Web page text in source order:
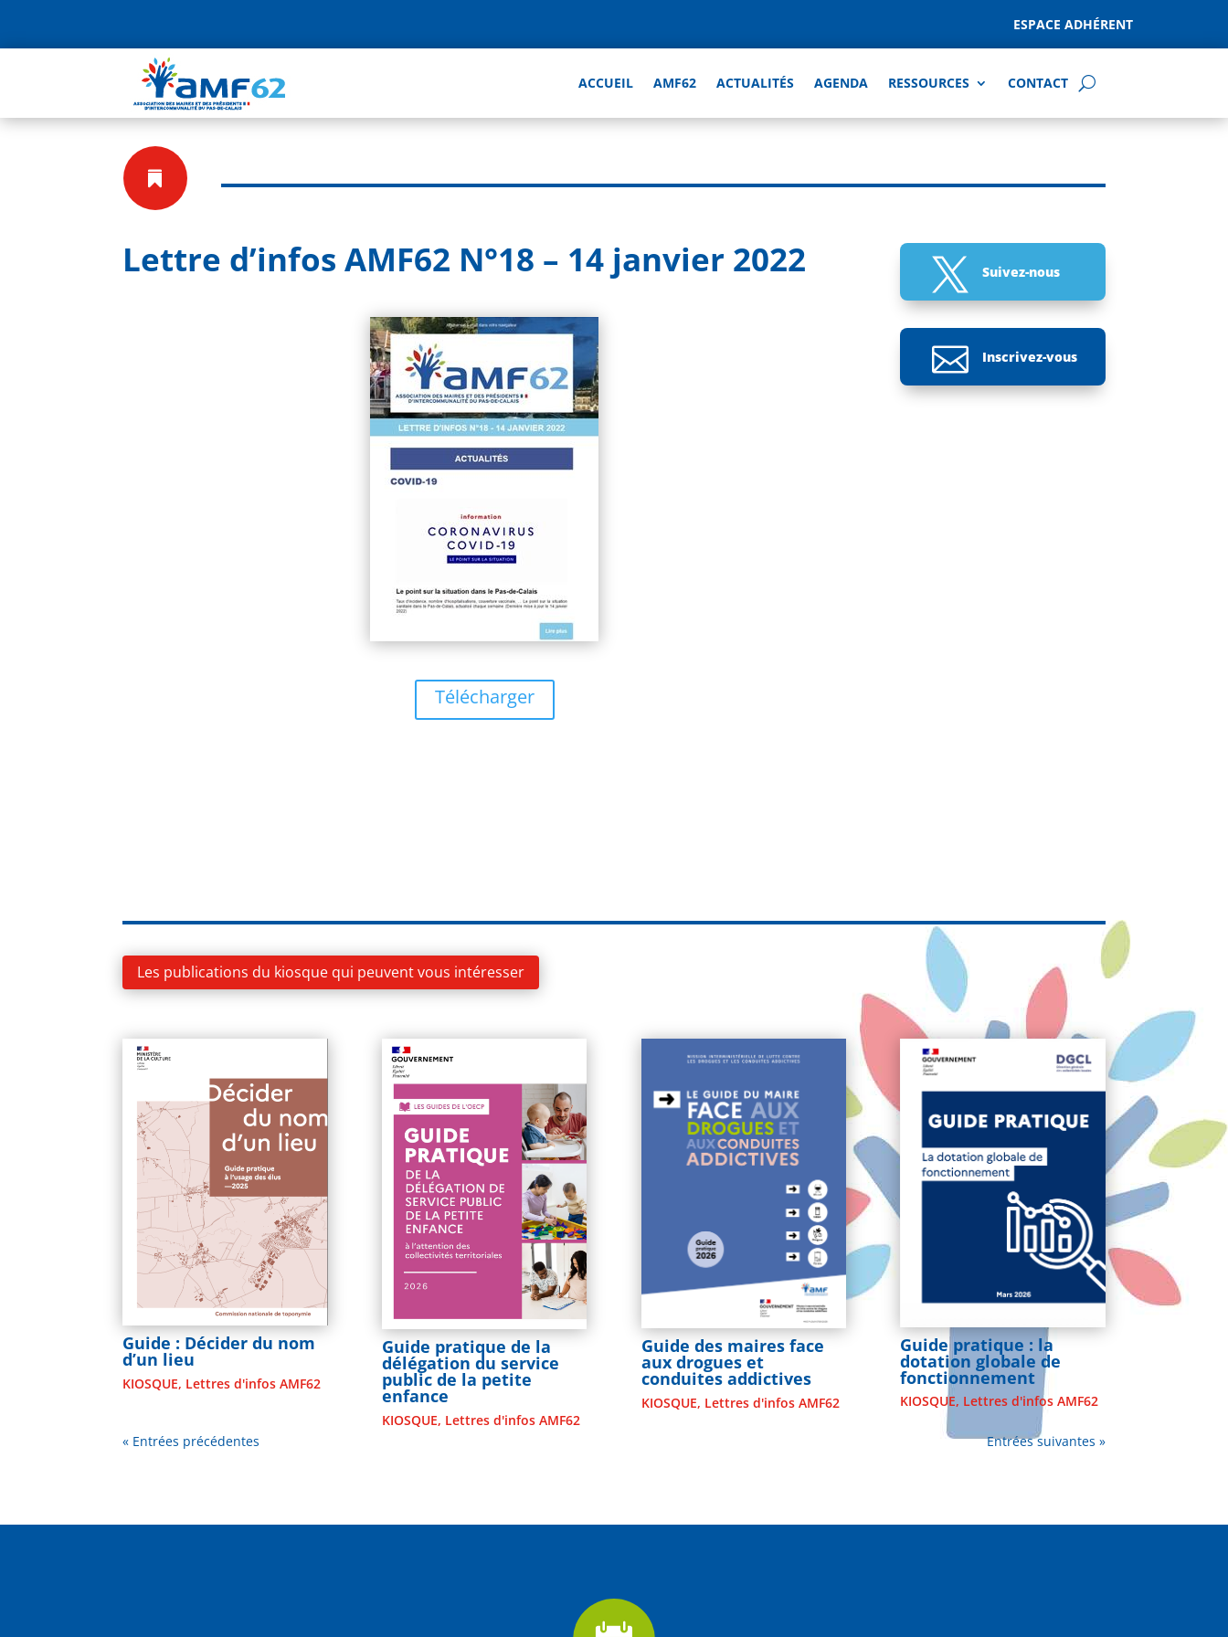
ESPACE ADHÉRENT
ACCUEIL AMF62 ACTUALITÉS AGENDA RESSOURCES CONTACT

Lettre d’infos AMF62 N°18 – 14 janvier 2022
Télécharger
 Suivez-nous
 Inscrivez-vous
Les publications du kiosque qui peuvent vous intéresser
Guide : Décider du nom
d’un lieu
KIOSQUE, Lettres d'infos AMF62
Guide pratique de la
délégation du service
public de la petite
enfance
KIOSQUE, Lettres d'infos AMF62
Guide des maires face
aux drogues et
conduites addictives
KIOSQUE, Lettres d'infos AMF62
Guide pratique : la
dotation globale de
fonctionnement
KIOSQUE, Lettres d'infos AMF62
« Entrées précédentes Entrées suivantes »